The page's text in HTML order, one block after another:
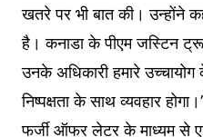
खतरे पर भी बात की। उन्होंने
है। कनाडा के पीएम जस्टिन
उनके अधिकारी हमारे
निष्पक्षता के साथ व्यवहार
फर्जी ऑफर लेटर के माध्यम से